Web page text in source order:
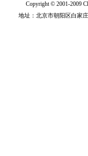
Copyright © 2001-2009
地址：北京市朝阳区白家